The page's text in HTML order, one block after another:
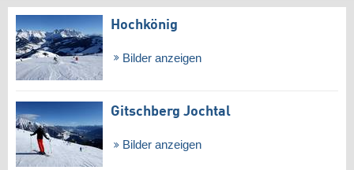
Hochkönig
Bilder anzeigen
Gitschberg Jochtal
Bilder anzeigen